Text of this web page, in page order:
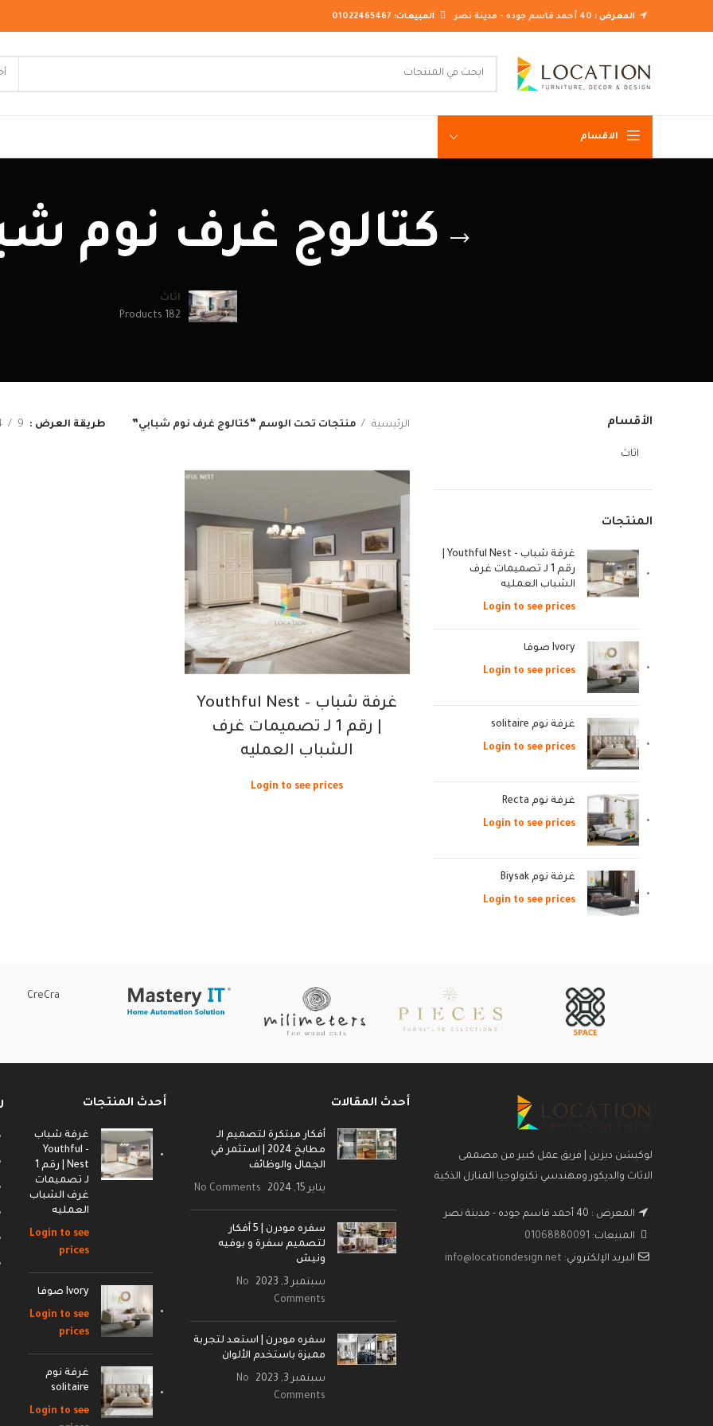
المعرض : المبيعات: 01022465467
الاقسام
غرف نوم مودرن
غرف نوم نيو كلاسيك
كتالوج غرف نوم
اثاث
182 Products
الأقسام
اثاث
المنتجات
رقم 1 لـ تصميمات غرف
الشباب العمليه
Login to see prices
Ivory صوفا
Login to see prices
غرفة نوم solitaire
Login to see prices
غرفة نوم Recta
Login to see prices
غرفة نوم Biysak
Login to see prices
الرئيسية منتجات تحت الوسم “كتالوج غرف نوم شبابي” طريقة العرض 9
غرفة شباب – Youthful Nest
| رقم 1 لـ تصميمات غرف
الشباب العمليه
Login to see prices
CreCra
لوكيشن ديزين | فريق عمل كبير من مصممى
الاثاث والديكور ومهندسي تكنولوجيا المنازل الذكية
المعرض : 40 أحمد قاسم جوده - مدينة نصر
المبيعات: 01068880091
البريد الإلكتروني: info@locationdesign.net
أحدث المقالات
أفكار مبتكرة لتصميم الـ
مطابخ 2024 | استثمر في
الجمال والوظائف
يناير 15, 2024 No Comments
سفره مودرن | 5 أفكار
لتصميم سفرة و بوفيه
ونيش
سبتمبر 3, 2023
No
Comments
سفره مودرن | استعد لتجربة
مميزة باستخدم الألوان
سبتمبر 3, 2023
No
Comments
أحدث المنتجات
غرفة شباب
- Youthful
Nest | رقم 1
لـ تصميمات
غرف الشباب
العمليه
Login to see
prices
Ivory صوفا
Login to see
prices
غرفة نوم
solitaire
Login to see